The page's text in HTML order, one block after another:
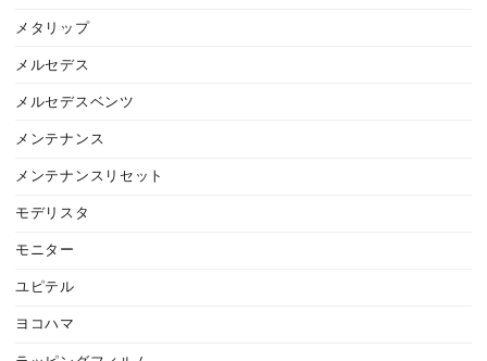
メタリップ
メルセデス
メルセデスベンツ
メンテナンス
メンテナンスリセット
モデリスタ
モニター
ユピテル
ヨコハマ